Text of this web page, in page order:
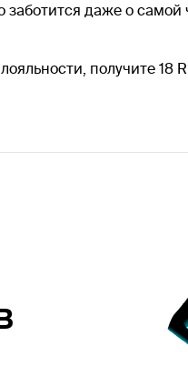
даже о самой
получите 18